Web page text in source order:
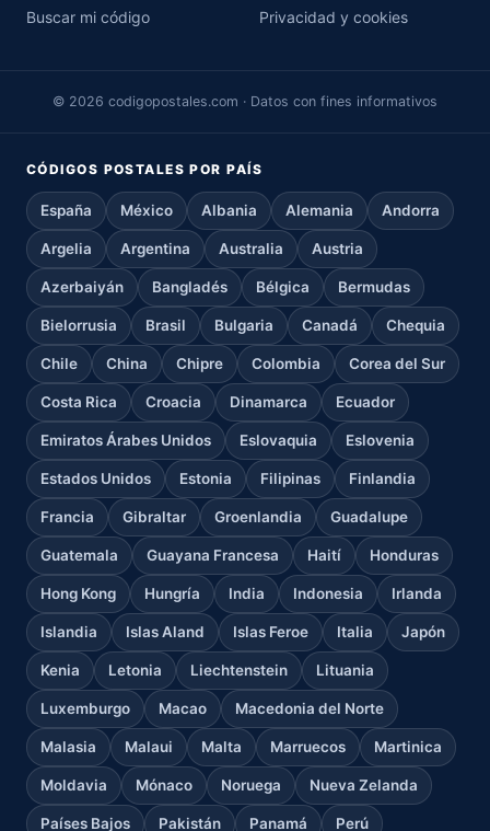
Buscar mi código
Privacidad y cookies
© 2026 codigopostales.com · Datos con fines informativos
CÓDIGOS POSTALES POR PAÍS
España México Albania Alemania Andorra
Argelia Argentina Australia Austria
Azerbaiyán Bangladés Bélgica Bermudas
Bielorrusia Brasil Bulgaria Canadá Chequia
Chile China Chipre Colombia Corea del Sur
Costa Rica Croacia Dinamarca Ecuador
Emiratos Árabes Unidos Eslovaquia Eslovenia
Estados Unidos Estonia Filipinas Finlandia
Francia Gibraltar Groenlandia Guadalupe
Guatemala Guayana Francesa Haití Honduras
Hong Kong Hungría India Indonesia Irlanda
Islandia Islas Aland Islas Feroe Italia Japón
Kenia Letonia Liechtenstein Lituania
Luxemburgo Macao Macedonia del Norte
Malasia Malaui Malta Marruecos Martinica
Moldavia Mónaco Noruega Nueva Zelanda
Países Bajos Pakistán Panamá Perú